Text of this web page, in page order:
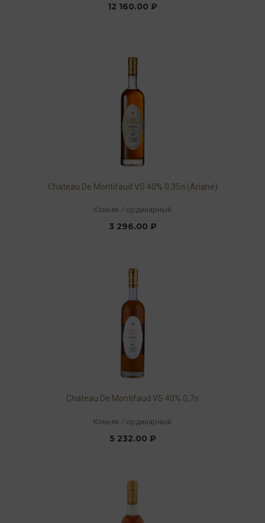
12 160.00 ₽
Chateau De Montifaud VS 40% 0,35л (Ariane)
Коньяк / ординарный
3 296.00 ₽
Chateau De Montifaud VS 40% 0,7л
Коньяк / ординарный
5 232.00 ₽